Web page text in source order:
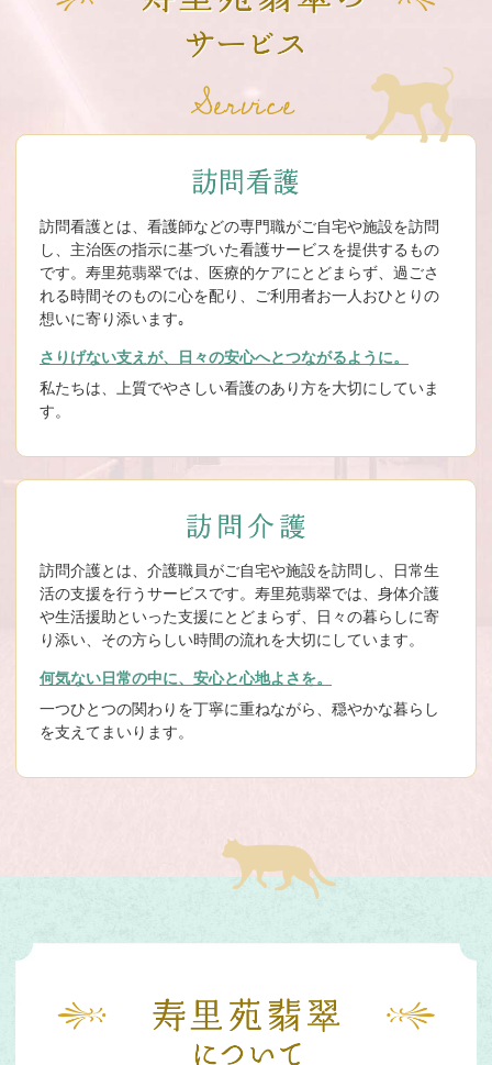
訪問看護とは、看護師などの専門職がご自宅や施設を訪問
し、主治医の指示に基づいた看護サービスを提供するもの
です。寿里苑翡翠では、医療的ケアにとどまらず、過ごさ
れる時間そのものに心を配り、ご利用者お一人おひとりの
想いに寄り添います｡
さりげない支えが、日々の安心へとつながるように。
私たちは、上質でやさしい看護のあり方を大切にしていま
す。
訪問介護とは、介護職員がご自宅や施設を訪問し、日常生
活の支援を行うサービスです。寿里苑翡翠では、身体介護
や生活援助といった支援にとどまらず、日々の暮らしに寄
り添い、その方らしい時間の流れを大切にしています。
何気ない日常の中に、安心と心地よさを。
一つひとつの関わりを丁寧に重ねながら、穏やかな暮らし
を支えてまいります。